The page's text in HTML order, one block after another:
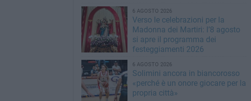
6 AGOSTO 2026
Verso le celebrazioni per la
Madonna dei Martiri: l’8 agosto
si apre il programma dei
festeggiamenti 2026
6 AGOSTO 2026
Solimini ancora in biancorosso
«perché è un onore giocare per la
propria città»